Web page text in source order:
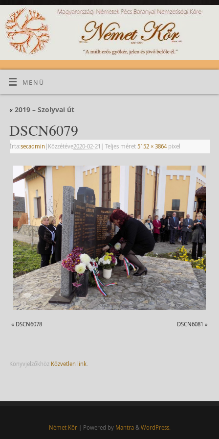
MENÜ
«2019 – Szolyvai út
DSCN6079
Írta:secadmin | Közzétéve2020-02-21 | Teljes méret 5152 × 3864pixel
« DSCN6078 DSCN6081 »
Könyvjelzőkhöz Közvetlen link.
Német Kör| Powered by Mantra& WordPress.